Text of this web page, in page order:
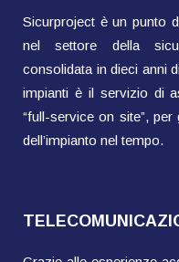
Sicurproject è un punto
nel settore della
consolidata in dieci anni
impianti è il servizio di
“full-service on site”,
dell’impianto nel tempo.